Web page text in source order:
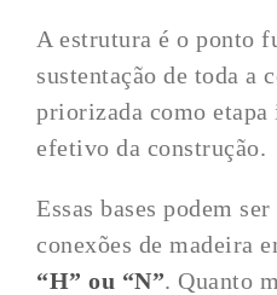
A estrutura é o ponto
sustentação de toda a
priorizada como
efetivo da construção.
Essas bases podem
conexões de madeira
“H” ou “N”. Quanto